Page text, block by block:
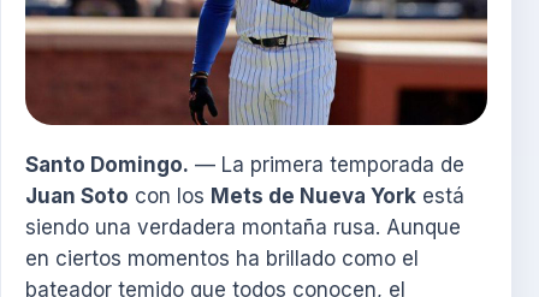
Santo Domingo. — La primera temporada de
Juan Soto con los Mets de Nueva York está
siendo una verdadera montaña rusa. Aunque
en ciertos momentos ha brillado como el
bateador temido que todos conocen, el